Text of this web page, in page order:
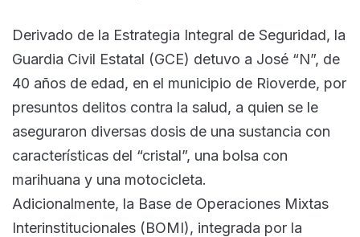
Derivado de la Estrategia Integral de Seguridad, la
Guardia Civil Estatal (GCE) detuvo a José “N”, de
40 años de edad, en el municipio de Rioverde, por
presuntos delitos contra la salud, a quien se le
aseguraron diversas dosis de una sustancia con
características del “cristal”, una bolsa con
marihuana y una motocicleta.
Adicionalmente, la Base de Operaciones Mixtas
Interinstitucionales (BOMI), integrada por la